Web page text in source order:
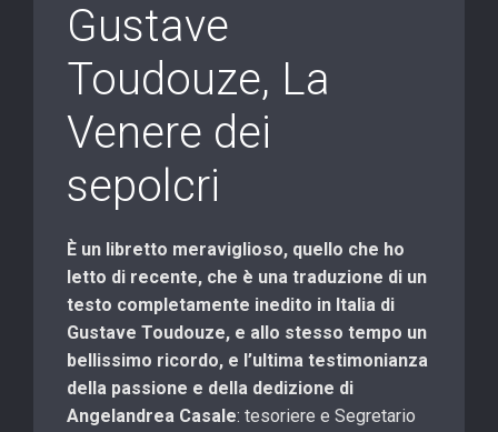
Gustave
Toudouze, La
Venere dei
sepolcri
È un libretto meraviglioso, quello che ho
letto di recente, che è una traduzione di un
testo completamente inedito in Italia di
Gustave Toudouze, e allo stesso tempo un
bellissimo ricordo, e l’ultima testimonianza
della passione e della dedizione di
Angelandrea Casale: tesoriere e Segretario